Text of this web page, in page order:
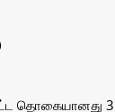
தொகையானது